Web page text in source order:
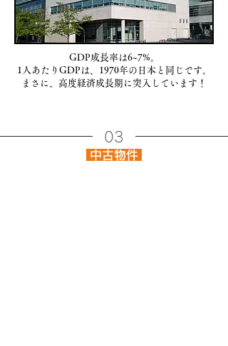
GDP成長率は6~7%。
1人あたりGDPは、1970年の日本と同じです。
まさに、高度経済成長期に突入しています！
03
中古物件